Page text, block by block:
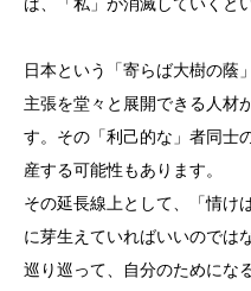
日本という「寄らば大樹の蔭
主張を堂々と展開できる人材
す。その「利己的な」者同士
産する可能性もあります。
その延長線上として、「情け
に芽生えていればいいのでは
巡り巡って、自分のためにな